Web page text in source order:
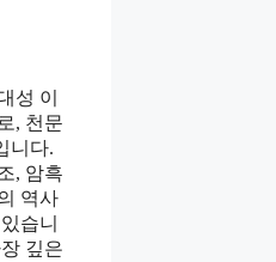
성 이
, 천문
니다.
, 암흑
역사
습니
깊은